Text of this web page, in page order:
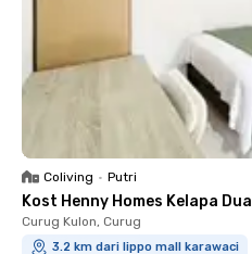
Coliving • Putri
Kost Henny Homes Kelapa Dua
Curug Kulon, Curug
3.2 km dari lippo mall karawaci